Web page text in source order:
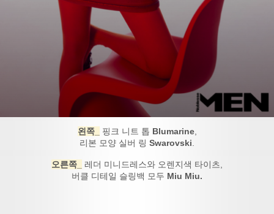
왼쪽_ 핑크 니트 톱 Blumarine,
리본 모양 실버 링 Swarovski.
오른쪽_
레더 미니드레스와 오렌지색 타이츠,
버클 디테일 슬링백 모두 Miu Miu.